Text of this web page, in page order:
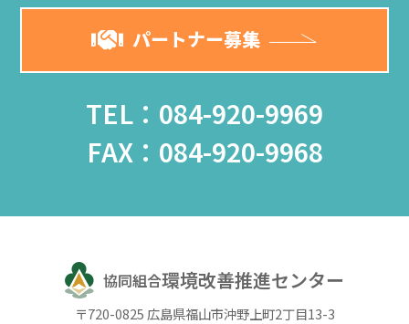
パートナー募集
TEL：084-920-9969
FAX：084-920-9968
協同組合環境改善推進センター
〒720-0825 広島県福山市沖野上町2丁目13-3